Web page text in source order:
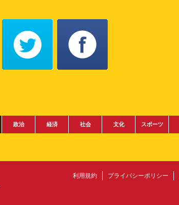
政治 経済 社会 文化 スポーツ
プライバシーポリシー
利用規約